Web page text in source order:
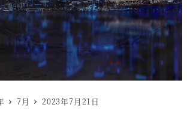
7月 2023年7月21日